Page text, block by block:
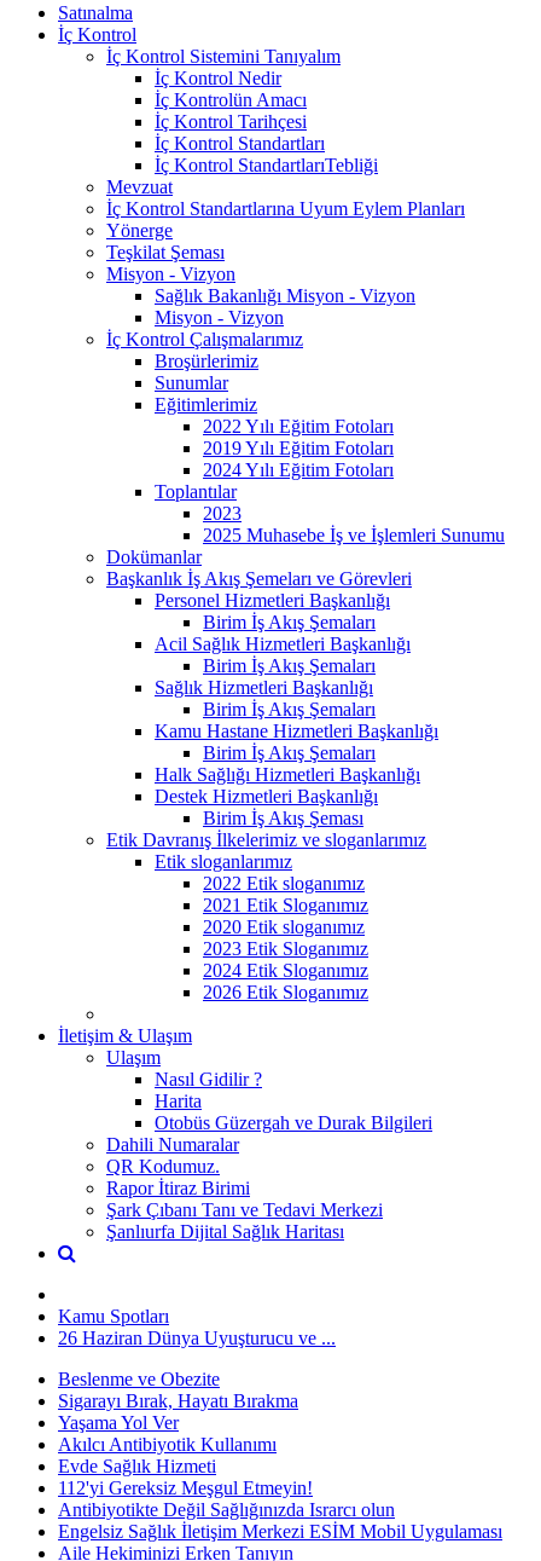
Satınalma
İç Kontrol
İç Kontrol Sistemini Tanıyalım
İç Kontrol Nedir
İç Kontrolün Amacı
İç Kontrol Tarihçesi
İç Kontrol Standartları
İç Kontrol StandartlarıTebliği
Mevzuat
İç Kontrol Standartlarına Uyum Eylem Planları
Yönerge
Teşkilat Şeması
Misyon - Vizyon
Sağlık Bakanlığı Misyon - Vizyon
Misyon - Vizyon
İç Kontrol Çalışmalarımız
Broşürlerimiz
Sunumlar
Eğitimlerimiz
2022 Yılı Eğitim Fotoları
2019 Yılı Eğitim Fotoları
2024 Yılı Eğitim Fotoları
Toplantılar
2023
2025 Muhasebe İş ve İşlemleri Sunumu
Dokümanlar
Başkanlık İş Akış Şemeları ve Görevleri
Personel Hizmetleri Başkanlığı
Birim İş Akış Şemaları
Acil Sağlık Hizmetleri Başkanlığı
Birim İş Akış Şemaları
Sağlık Hizmetleri Başkanlığı
Birim İş Akış Şemaları
Kamu Hastane Hizmetleri Başkanlığı
Birim İş Akış Şemaları
Halk Sağlığı Hizmetleri Başkanlığı
Destek Hizmetleri Başkanlığı
Birim İş Akış Şeması
Etik Davranış İlkelerimiz ve sloganlarımız
Etik sloganlarımız
2022 Etik sloganımız
2021 Etik Sloganımız
2020 Etik sloganımız
2023 Etik Sloganımız
2024 Etik Sloganımız
2026 Etik Sloganımız
İletişim & Ulaşım
Ulaşım
Nasıl Gidilir ?
Harita
Otobüs Güzergah ve Durak Bilgileri
Dahili Numaralar
QR Kodumuz.
Rapor İtiraz Birimi
Şark Çıbanı Tanı ve Tedavi Merkezi
Şanlıurfa Dijital Sağlık Haritası
Kamu Spotları
26 Haziran Dünya Uyuşturucu ve ...
Beslenme ve Obezite
Sigarayı Bırak, Hayatı Bırakma
Yaşama Yol Ver
Akılcı Antibiyotik Kullanımı
Evde Sağlık Hizmeti
112'yi Gereksiz Meşgul Etmeyin!
Antibiyotikte Değil Sağlığınızda Israrcı olun
Engelsiz Sağlık İletişim Merkezi ESİM Mobil Uygulaması
Aile Hekiminizi Erken Tanıyın